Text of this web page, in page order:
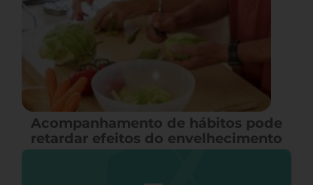
Acompanhamento de hábitos pode
retardar efeitos do envelhecimento